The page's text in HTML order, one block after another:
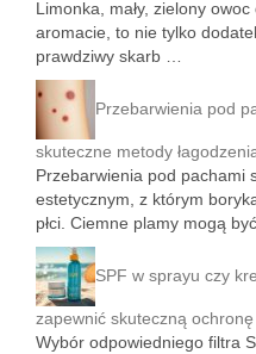
Limonka, mały, zielony
aromacie, to nie tylko
prawdziwy skarb …
Przebarwienia pod
skuteczne metody
Przebarwienia pod pachami
estetycznym, z którym
płci. Ciemne plamy mogą
SPF w sprayu czy
zapewnić skuteczną
Wybór odpowiedniego filtra